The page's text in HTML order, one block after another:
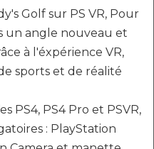
Golf sur PS VR, Pour
un angle nouveau et
à l'éxpérience VR,
sports et de réalité
PS4, PS4 Pro et PSVR,
: PlayStation